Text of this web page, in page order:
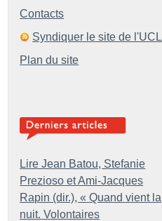
Contacts
Syndiquer le site de l'UCL
Plan du site
Lire Jean Batou, Stefanie
Prezioso et Ami-Jacques
Rapin (dir.), « Quand vient la
nuit. Volontaires